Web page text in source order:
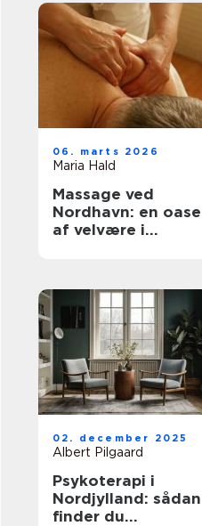
06. marts 2026
Maria Hald
Massage ved
Nordhavn: en oase
af velvære i
02. december 2025
Albert Pilgaard
Psykoterapi i
Nordjylland: sådan
finder du